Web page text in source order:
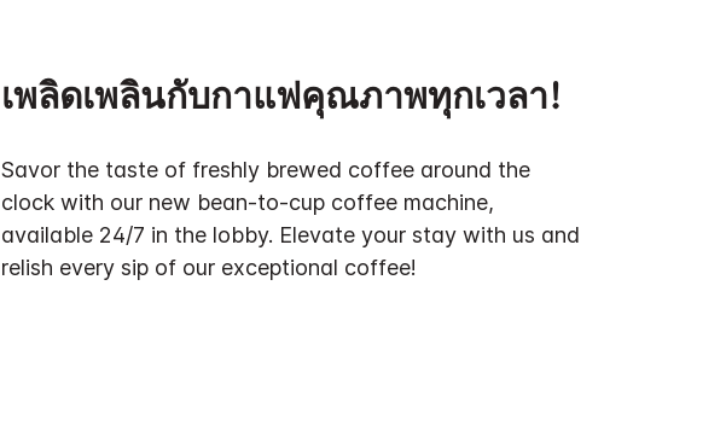
เพลิดเพลินกับกาแฟคุณภาพทุกเวลา!
Savor the taste of freshly brewed coffee around the
clock with our new bean-to-cup coffee machine,
available 24/7 in the lobby. Elevate your stay with us and
relish every sip of our exceptional coffee!